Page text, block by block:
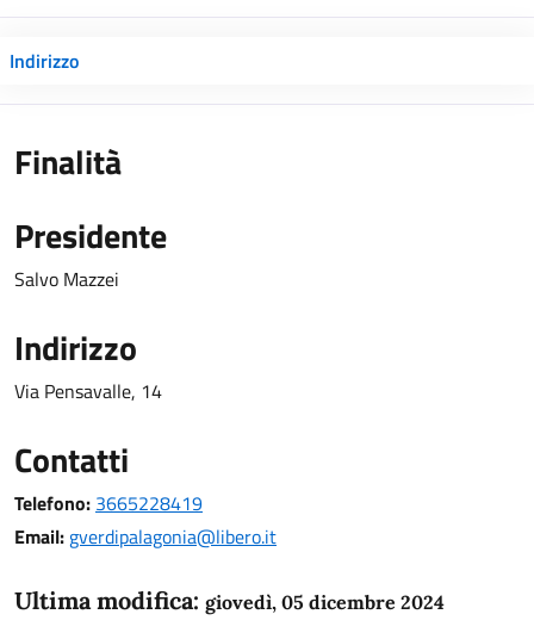
Indirizzo
Finalità
Presidente
Salvo Mazzei
Indirizzo
Via Pensavalle, 14
Contatti
Telefono: 3665228419
Email: gverdipalagonia@libero.it
Ultima modifica: giovedì, 05 dicembre 2024